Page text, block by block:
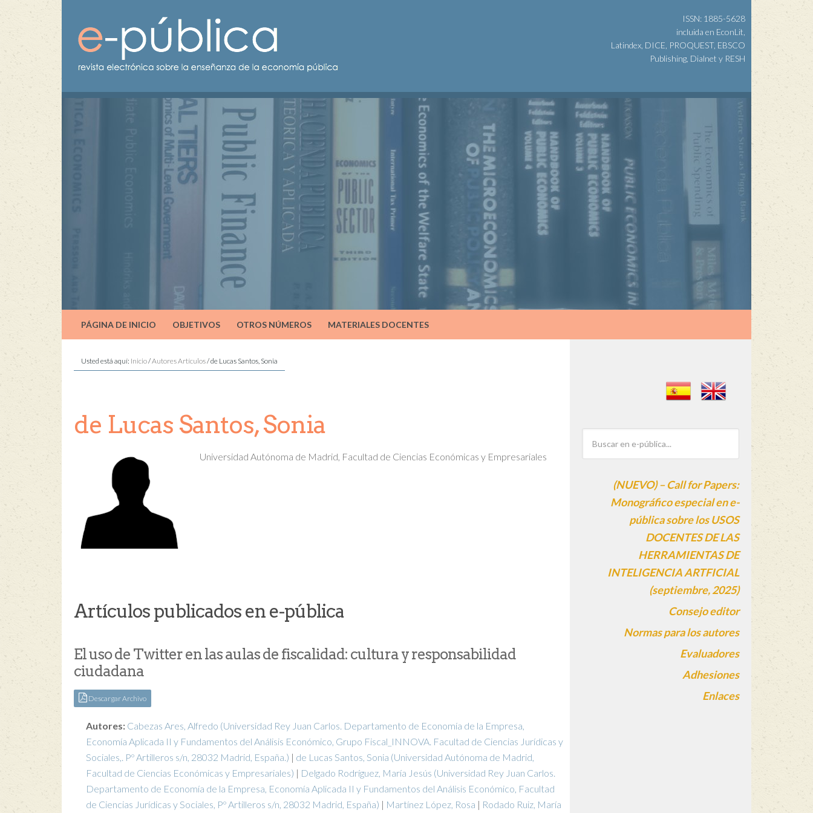
ISSN: 1885-5628
incluida en EconLit,
Latindex, DICE, PROQUEST, EBSCO
Publishing, Dialnet y RESH
PÁGINA DE INICIO OBJETIVOS OTROS NÚMEROS MATERIALES DOCENTES
Usted está aquí: Inicio/Autores Artículos/de Lucas Santos, Sonia
de Lucas Santos, Sonia
Universidad Autónoma de Madrid, Facultad de Ciencias Económicas y Empresariales
Artículos publicados en e-pública
El uso de Twitter en las aulas de fiscalidad: cultura y responsabilidad
ciudadana
Descargar Archivo
Autores: Cabezas Ares, Alfredo (Universidad Rey Juan Carlos. Departamento de Economía de la Empresa,
Economía Aplicada II y Fundamentos del Análisis Económico, Grupo Fiscal_INNOVA. Facultad de Ciencias Jurídicas y
Sociales,. Pº Artilleros s/n, 28032 Madrid, España.) | de Lucas Santos, Sonia (Universidad Autónoma de Madrid,
Facultad de Ciencias Económicas y Empresariales) | Delgado Rodríguez, María Jesús (Universidad Rey Juan Carlos.
Departamento de Economía de la Empresa, Economía Aplicada II y Fundamentos del Análisis Económico, Facultad
de Ciencias Jurídicas y Sociales, Pº Artilleros s/n, 28032 Madrid, España) | Martínez López, Rosa | Rodado Ruiz, María
(NUEVO) – Call for Papers:
Monográfico especial en e-
pública sobre los USOS
DOCENTES DE LAS
HERRAMIENTAS DE
INTELIGENCIA ARTFICIAL
(septiembre, 2025)
Consejo editor
Normas para los autores
Evaluadores
Adhesiones
Enlaces